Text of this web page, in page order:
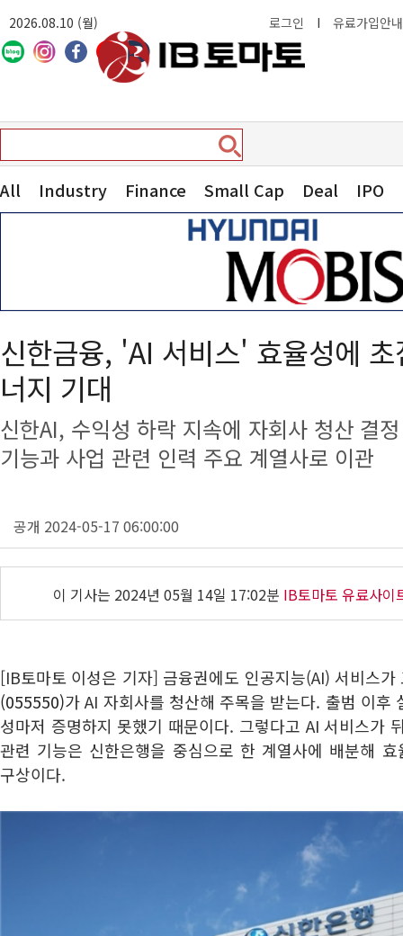
2026.08.10 (월) 로그인 I 유료가입안내
All Industry Finance Small Cap Deal IPO
신한금융, 'AI 서비스' 효율성에
너지 기대
신한AI, 수익성 하락 지속에 자회사 청산 결정
기능과 사업 관련 인력 주요 계열사로 이관
공개 2024-05-17 06:00:00
이 기사는 2024년 05월 14일 17:02분 IB토마토 유료사이
[IB토마토 이성은 기자] 금융권에도 인공지능(AI) 서비스
(055550)가 AI 자회사를 청산해 주목을 받는다. 출범 이후
성마저 증명하지 못했기 때문이다. 그렇다고 AI 서비스가
관련 기능은 신한은행을 중심으로 한 계열사에 배분해
구상이다.